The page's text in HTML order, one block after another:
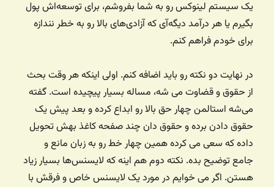
یک سیستم لینوکس رو به شما بفروشم، برای توسعه‌اش پول
بگیرم یا هر درآمد دیگه‌آی که آزادی‌های بالا رو به خطر نندازه
برای خودم فراهم کنم.
در نهایت دو نکته رو باید اضافه کنم. اولی اینکه هر وقت بحث
از حقوق و قضاوت می شه، مساله بسیار پیچیده است. گفته
می‌شه استالمن چهار حق بالا رو ابداع کرده و بعد پیش یک
حقوق دادن برده و حقوق دان چند صفحه کاغذ بهش تحویل
داده که سعی می کرده همین چهار خط رو به زبان مانع و
جامع توضیح بده. نکته دوم هم اینه که لایسنس‌ها بسیار زیاد
هستن. اگر می خوایم در مورد یک لایسنس خاص و فرقش با